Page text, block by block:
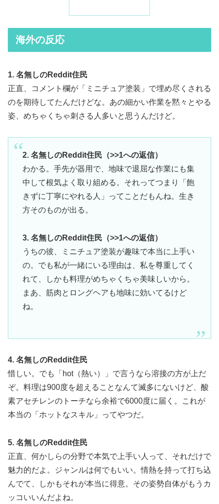
海外の反応
1. 名無しのReddit住民
正直、コメント欄が「ミニチュア塗装」で埋め尽くされる
のを期待してたんだけどな。あの細かい作業を黙々とやる
姿、めちゃくちゃ刺さる人多いと思うんだけど。
2. 名無しのReddit住民（>>1への返信）
わかる。手先が器用で、地味で退屈な作業にも集
中して根気よく取り組める。それってつまり「飽
きずに丁寧にやれる人」ってことだもんね。生き
方そのものが出る。
3. 名無しのReddit住民（>>1への返信）
うちの彼、ミニチュア塗装が趣味で本当に上手い
の。でも私が一緒にいる理由は、私を尊重してく
れて、しかも料理がめちゃくちゃ美味しいから。
まあ、筋肉とロングヘアも地味に効いてるけど
ね。
4. 名無しのReddit住民
惜しい。でも「hot（熱い）」で言うなら溶接の方が上だ
ぞ。料理は900度を超えることなんて滅多にないけど、酸
素アセチレンのトーチなら余裕で6000度に届く。これが
本当の「ホットなスキル」ってやつだ。
5. 名無しのReddit住民
正直、何かしらの分野で本気で上手い人って、それだけで
魅力的だよ。ジャンルは何でもいい。情熱を持って打ち込
んでて、しかもそれが本当に得意。その姿勢自体がもうカ
ッコいいんだよね。